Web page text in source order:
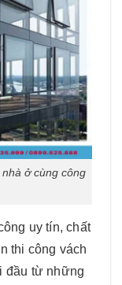
ở cùng công
uy tín, chất
thi công vách
đầu từ những